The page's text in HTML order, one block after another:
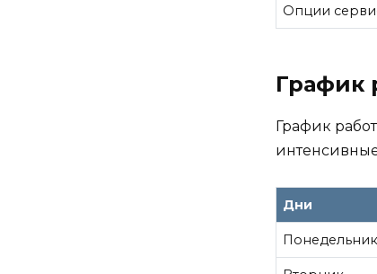
Опции
График
График
Дни
Понедельник